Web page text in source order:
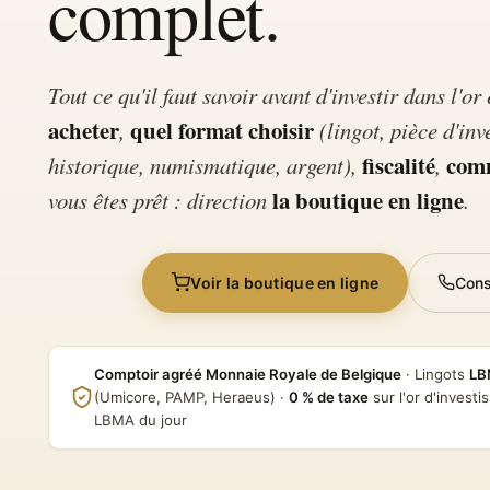
Tout ce qu'il faut savoir avant d'investir dans
acheter, quel format choisir(lingot, pièce
historique, numismatique, argent), fiscalité,
vous êtes prêt : directionla boutique en ligne.
Voir la boutique en ligne
Comptoir agréé Monnaie Royale de Belgique · Lingots
(Umicore, PAMP, Heraeus) ·0 % de taxe sur l'or
LBMA du jour